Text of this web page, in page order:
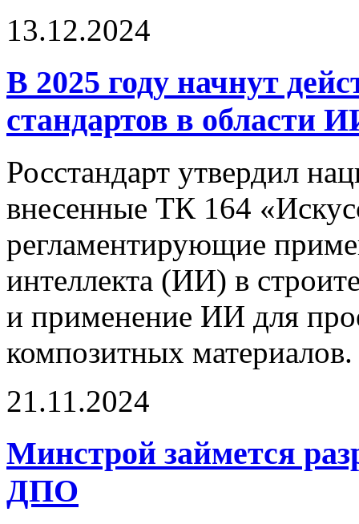
13.12.2024
В 2025 году начнут
стандартов в области
Росстандарт утвердил
внесенные ТК 164
регламентирующие
интеллекта (ИИ) в
и применение ИИ для
композитных материалов.
21.11.2024
Минстрой займется
ДПО